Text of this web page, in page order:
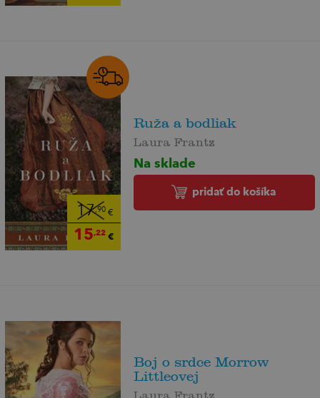
17,90€
15,22€
Ruža a bodliak
Laura Frantz
Na sklade
pridať do košíka
Boj o srdce Morrow
Littleovej
Laura Frantz